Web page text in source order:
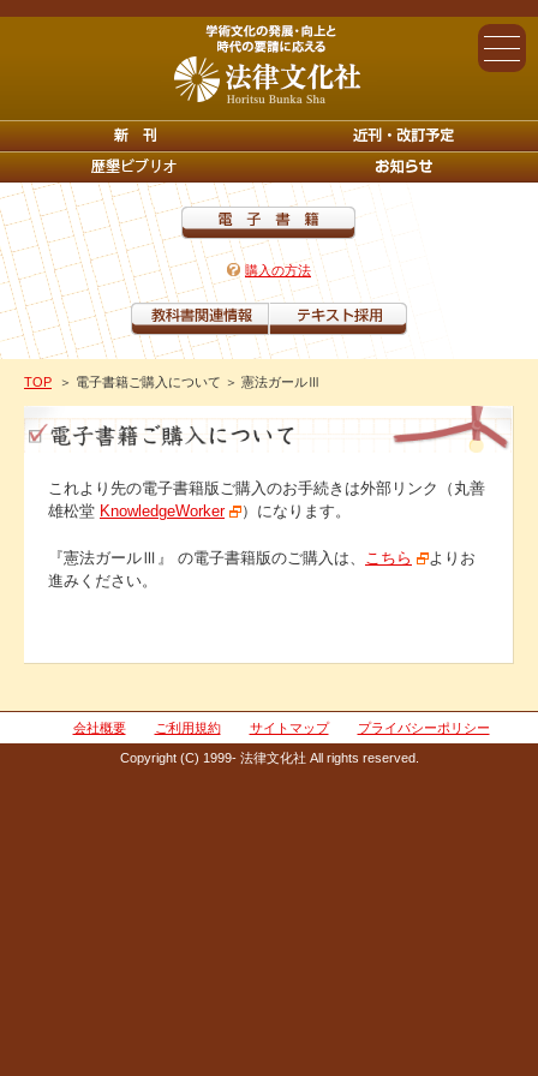
購入の方法
TOP ＞ 電子書籍ご購入について ＞ 憲法ガールⅢ
これより先の電子書籍版ご購入のお手続きは外部リンク（丸善
雄松堂 KnowledgeWorker ）になります。
『憲法ガールⅢ』 の電子書籍版のご購入は、 こちら
よりお
進みください。
会社概要 ご利用規約 サイトマップ プライバシーポリシー
Copyright (C) 1999- 法律文化社 All rights reserved.